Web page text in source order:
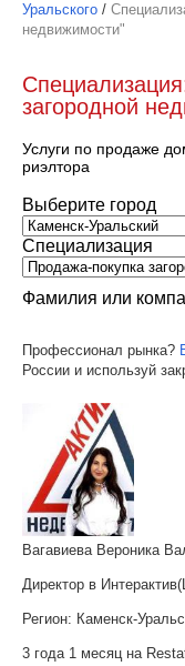
Уральского /
недвижимости"
загородной
Услуги по продаже
риэлтора
Выберите город
Специализация
Фамилия или
Профессионал рынка?
России и используй
Вагавиева Вероника
Директор в
Регион: Каменск-
3 года 1 месяц на